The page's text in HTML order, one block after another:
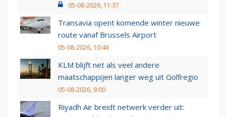
05-08-2026, 11:37
Transavia opent komende winter nieuwe
route vanaf Brussels Airport
05-08-2026, 10:46
KLM blijft net als veel andere
maatschappijen langer weg uit Golfregio
05-08-2026, 9:00
Riyadh Air breidt netwerk verder uit: